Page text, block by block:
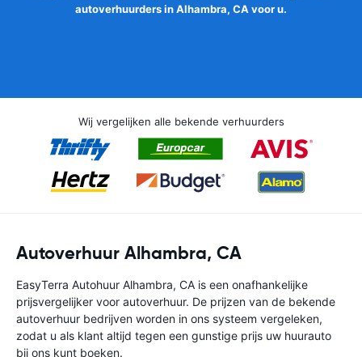
autoverhuurders in Alhambra, CA voor u.
Wij vergelijken alle bekende verhuurders
Autoverhuur Alhambra, CA
EasyTerra Autohuur Alhambra, CA is een onafhankelijke
prijsvergelijker voor autoverhuur. De prijzen van de bekende
autoverhuur bedrijven worden in ons systeem vergeleken,
zodat u als klant altijd tegen een gunstige prijs uw huurauto
bij ons kunt boeken.